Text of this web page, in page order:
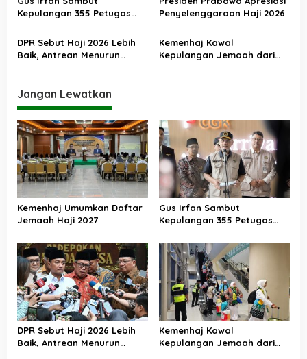
s
Berjalan Baik
Kepulangan 355 Petugas
Penyelenggaraan Haji 2026
DPR Sebut Haji 2026 Lebih
Baik, Antrean Menurun
Kemenhaj Kawal
Kepulangan Jemaah dari
Jangan Lewatkan
Kemenhaj Umumkan Daftar
Jemaah Haji 2027
Gus Irfan Sambut
Kepulangan 355 Petugas
DPR Sebut Haji 2026 Lebih
Baik, Antrean Menurun
Kemenhaj Kawal
Kepulangan Jemaah dari